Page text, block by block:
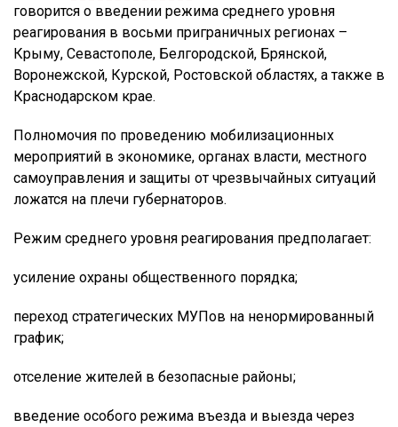
говорится о введении режима среднего уровня
реагирования в восьми приграничных регионах –
Крыму, Севастополе, Белгородской, Брянской,
Воронежской, Курской, Ростовской областях, а также в
Краснодарском крае.
Полномочия по проведению мобилизационных
мероприятий в экономике, органах власти, местного
самоуправления и защиты от чрезвычайных ситуаций
ложатся на плечи губернаторов.
Режим среднего уровня реагирования предполагает:
усиление охраны общественного порядка;
переход стратегических МУПов на ненормированный
график;
отселение жителей в безопасные районы;
введение особого режима въезда и выезда через